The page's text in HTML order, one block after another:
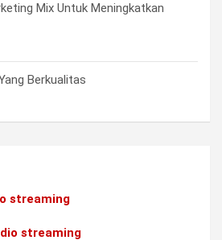
Mix Untuk Meningkatkan
Berkualitas
streaming
streaming